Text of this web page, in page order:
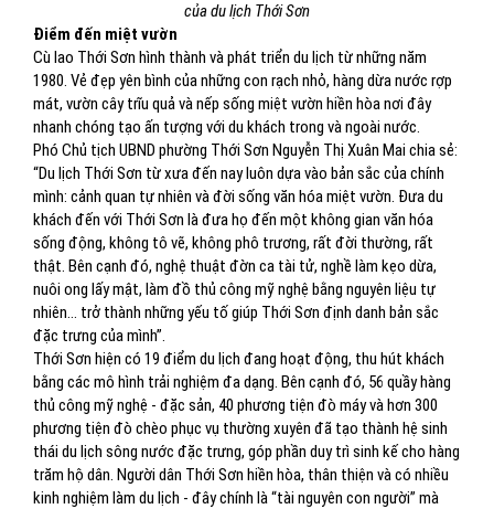
của du lịch Thới Sơn
Điểm đến miệt vườn
Cù lao Thới Sơn hình thành và phát triển du lịch từ những năm
1980. Vẻ đẹp yên bình của những con rạch nhỏ, hàng dừa nước rợp
mát, vườn cây trĩu quả và nếp sống miệt vườn hiền hòa nơi đây
nhanh chóng tạo ấn tượng với du khách trong và ngoài nước.
Phó Chủ tịch UBND phường Thới Sơn Nguyễn Thị Xuân Mai chia sẻ:
“Du lịch Thới Sơn từ xưa đến nay luôn dựa vào bản sắc của chính
mình: cảnh quan tự nhiên và đời sống văn hóa miệt vườn. Đưa du
khách đến với Thới Sơn là đưa họ đến một không gian văn hóa
sống động, không tô vẽ, không phô trương, rất đời thường, rất
thật. Bên cạnh đó, nghệ thuật đờn ca tài tử, nghề làm kẹo dừa,
nuôi ong lấy mật, làm đồ thủ công mỹ nghệ bằng nguyên liệu tự
nhiên… trở thành những yếu tố giúp Thới Sơn định danh bản sắc
đặc trưng của mình”.
Thới Sơn hiện có 19 điểm du lịch đang hoạt động, thu hút khách
bằng các mô hình trải nghiệm đa dạng. Bên cạnh đó, 56 quầy hàng
thủ công mỹ nghệ - đặc sản, 40 phương tiện đò máy và hơn 300
phương tiện đò chèo phục vụ thường xuyên đã tạo thành hệ sinh
thái du lịch sông nước đặc trưng, góp phần duy trì sinh kế cho hàng
trăm hộ dân. Người dân Thới Sơn hiền hòa, thân thiện và có nhiều
kinh nghiệm làm du lịch - đây chính là “tài nguyên con người” mà